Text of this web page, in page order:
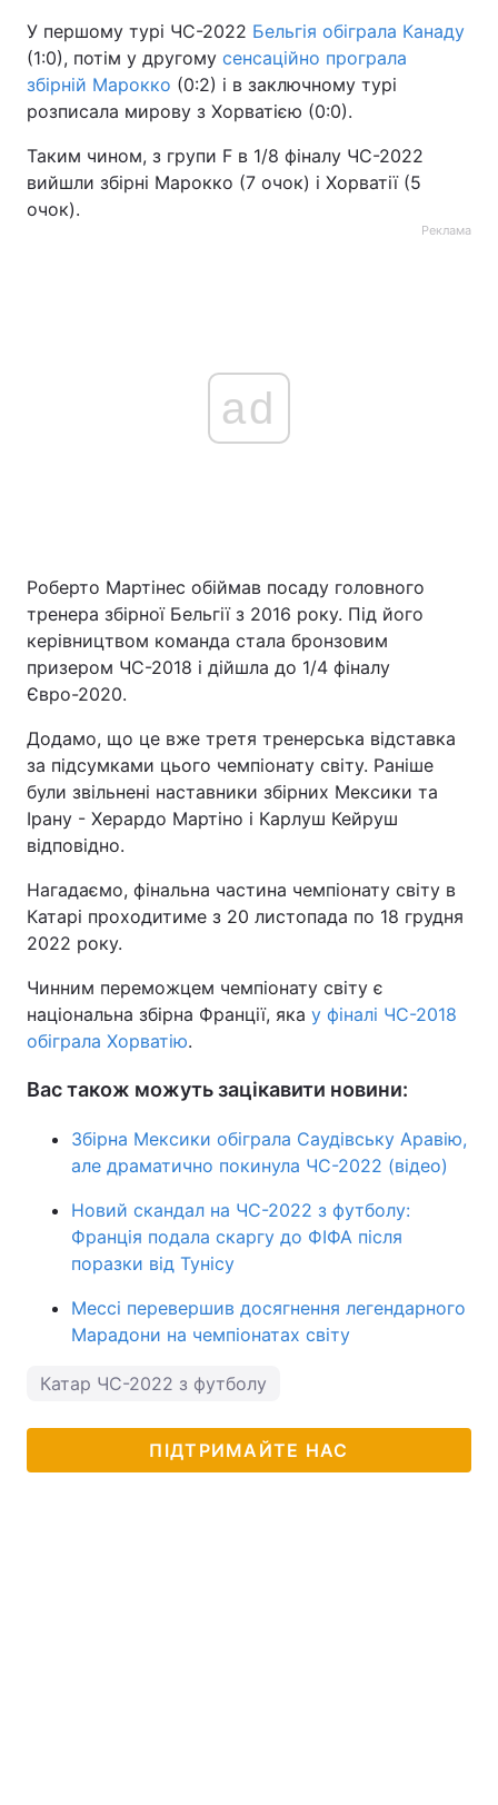
У першому турі ЧС-2022 Бельгія обіграла Канаду
(1:0), потім у другому сенсаційно програла
збірній Марокко (0:2) і в заключному турі
розписала мирову з Хорватією (0:0).
Таким чином, з групи F в 1/8 фіналу ЧС-2022
вийшли збірні Марокко (7 очок) і Хорватії (5
очок).
Реклама
ad
Роберто Мартінес обіймав посаду головного
тренера збірної Бельгії з 2016 року. Під його
керівництвом команда стала бронзовим
призером ЧС-2018 і дійшла до 1/4 фіналу
Євро-2020.
Додамо, що це вже третя тренерська відставка
за підсумками цього чемпіонату світу. Раніше
були звільнені наставники збірних Мексики та
Ірану - Херардо Мартіно і Карлуш Кейруш
відповідно.
Нагадаємо, фінальна частина чемпіонату світу в
Катарі проходитиме з 20 листопада по 18 грудня
2022 року.
Чинним переможцем чемпіонату світу є
національна збірна Франції, яка у фіналі ЧС-2018
обіграла Хорватію.
Вас також можуть зацікавити новини:
Збірна Мексики обіграла Саудівську Аравію,
але драматично покинула ЧС-2022 (відео)
Новий скандал на ЧС-2022 з футболу:
Франція подала скаргу до ФІФА після
поразки від Тунісу
Мессі перевершив досягнення легендарного
Марадони на чемпіонатах світу
Катар ЧС-2022 з футболу
ПІДТРИМАЙТЕ НАС